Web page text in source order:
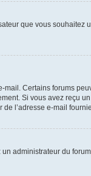
que vous
Certains forums
Si vous avez reçu
l’adresse e-mail
administrateur du